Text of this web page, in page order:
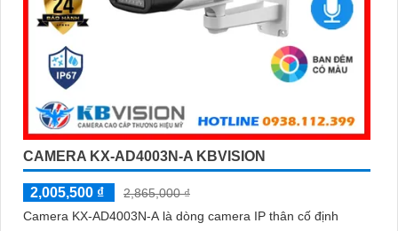
CAMERA KX-AD4003N-A KBVISION
2,005,500 ₫
2,865,000 ₫
Camera KX-AD4003N-A là dòng camera IP thân cố định